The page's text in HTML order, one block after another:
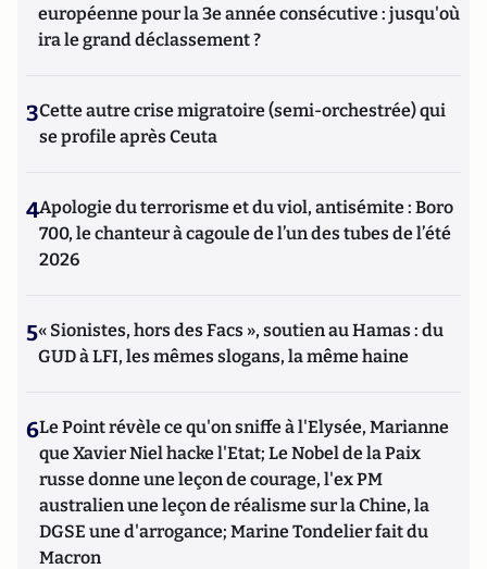
européenne pour la 3e année consécutive : jusqu'où
ira le grand déclassement ?
3Cette autre crise migratoire (semi-orchestrée) qui
se profile après Ceuta
4Apologie du terrorisme et du viol, antisémite : Boro
700, le chanteur à cagoule de l’un des tubes de l’été
2026
5« Sionistes, hors des Facs », soutien au Hamas : du
GUD à LFI, les mêmes slogans, la même haine
6Le Point révèle ce qu'on sniffe à l'Elysée, Marianne
que Xavier Niel hacke l'Etat; Le Nobel de la Paix
russe donne une leçon de courage, l'ex PM
australien une leçon de réalisme sur la Chine, la
DGSE une d'arrogance; Marine Tondelier fait du
Macron